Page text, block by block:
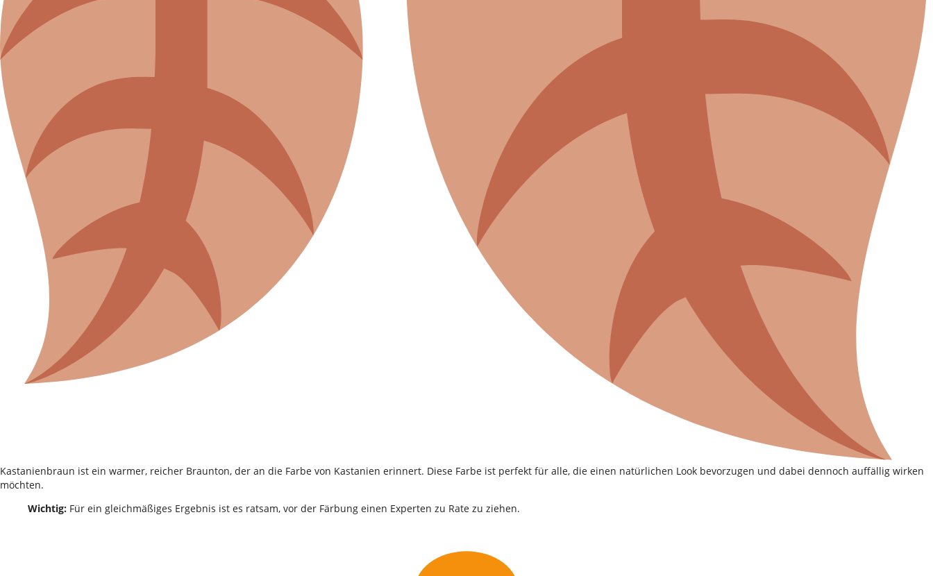
Kastanienbraun ist ein warmer, reicher Braunton, der an die Farbe von Kastanien erinnert. Diese Farbe ist perfekt für alle, die einen natürlichen Look bevorzugen und dabei dennoch auffällig wirken
möchten.
Wichtig: Für ein gleichmäßiges Ergebnis ist es ratsam, vor der Färbung einen Experten zu Rate zu ziehen.